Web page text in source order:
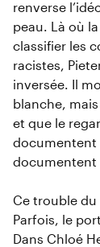
renverse
peau. Là où
classifier les
racistes,
inversée. Il
blanche,
et que le
documentent
documentent
Ce trouble du
Parfois, le
Dans Chloé